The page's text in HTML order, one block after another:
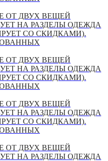
ОТ ДВУХ ВЕЩЕЙ
НА РАЗДЕЛЫ ОДЕЖДА
СО СКИДКАМИ).
ОТ ДВУХ ВЕЩЕЙ
НА РАЗДЕЛЫ ОДЕЖДА
СО СКИДКАМИ).
ОТ ДВУХ ВЕЩЕЙ
НА РАЗДЕЛЫ ОДЕЖДА
СО СКИДКАМИ).
ОТ ДВУХ ВЕЩЕЙ
НА РАЗДЕЛЫ ОДЕЖДА